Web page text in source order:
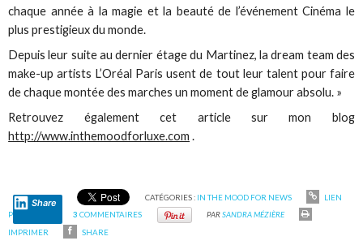
chaque année à la magie et la beauté de l’événement Cinéma le
plus prestigieux du monde.
Depuis leur suite au dernier étage du Martinez, la dream team des
make-up artists L’Oréal Paris usent de tout leur talent pour faire
de chaque montée des marches un moment de glamour absolu. »
Retrouvez également cet article sur mon blog
http://www.inthemoodforluxe.com .
Share
CATÉGORIES : IN THE MOOD FOR NEWS
LIEN
PERMANENT
3 COMMENTAIRES PARSANDRA MÉZIÈRE
IMPRIMER
SHARE